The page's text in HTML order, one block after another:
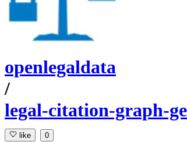
openlegaldata
/
legal-citation-graph-
like 0